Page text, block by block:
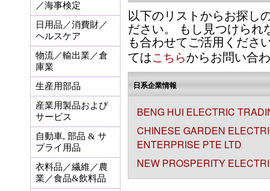
／海事検定
日用品／消費財／
ヘルスケア
物流／輸出業／倉
庫業
生産用部品
産業用製品および
サービス
自動車, 部品 & サ
プライ用品
衣料品／繊維／農
業／食品&飲料品
以下のリストからお探し
ださい。 もし見つけら
も合わせてご活用くださ
てはこちらからお問い合
日系企業情報
BENG HUI ELECTRIC
CHINESE GARDEN
ENTERPRISE PTE LTD
NEW PROSPERITY